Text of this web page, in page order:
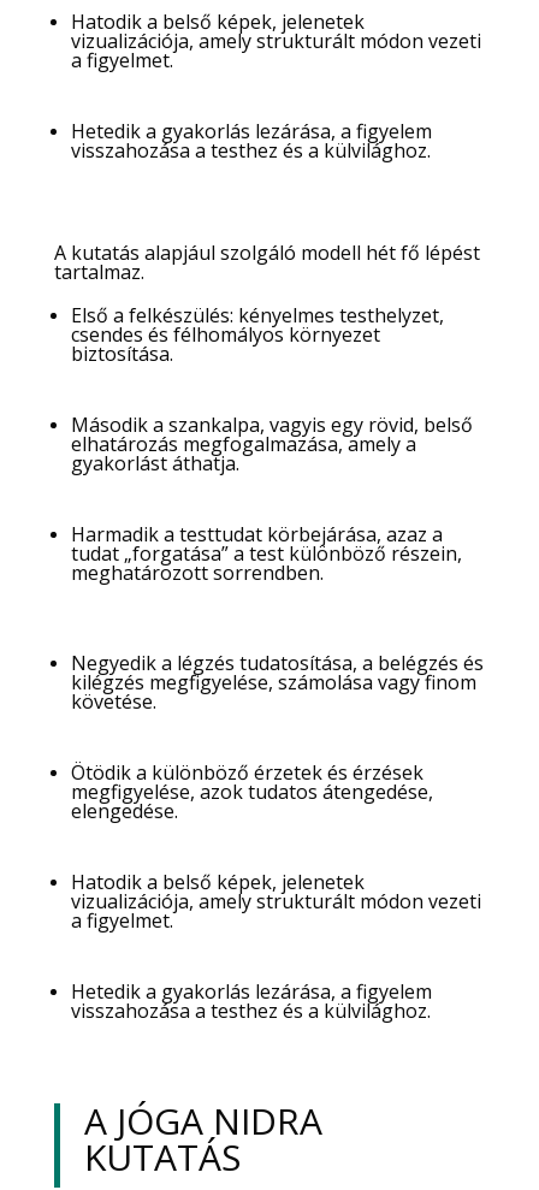
Hatodik a belső képek, jelenetek
vizualizációja, amely strukturált módon vezeti
a figyelmet.
Hetedik a gyakorlás lezárása, a figyelem
visszahozása a testhez és a külvilághoz.
A kutatás alapjául szolgáló modell hét fő lépést
tartalmaz.
Első a felkészülés: kényelmes testhelyzet,
csendes és félhomályos környezet
biztosítása.
Második a szankalpa, vagyis egy rövid, belső
elhatározás megfogalmazása, amely a
gyakorlást áthatja.
Harmadik a testtudat körbejárása, azaz a
tudat „forgatása” a test különböző részein,
meghatározott sorrendben.
Negyedik a légzés tudatosítása, a belégzés és
kilégzés megfigyelése, számolása vagy finom
követése.
Ötödik a különböző érzetek és érzések
megfigyelése, azok tudatos átengedése,
elengedése.
Hatodik a belső képek, jelenetek
vizualizációja, amely strukturált módon vezeti
a figyelmet.
Hetedik a gyakorlás lezárása, a figyelem
visszahozása a testhez és a külvilághoz.
A JÓGA NIDRA
KUTATÁS